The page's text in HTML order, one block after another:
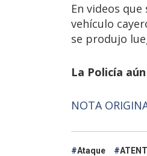
En videos
vehículo
se produjo
La Policía
NOTA
Ataque